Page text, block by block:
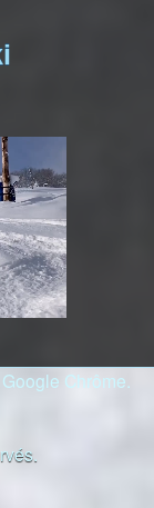
Chrôme.